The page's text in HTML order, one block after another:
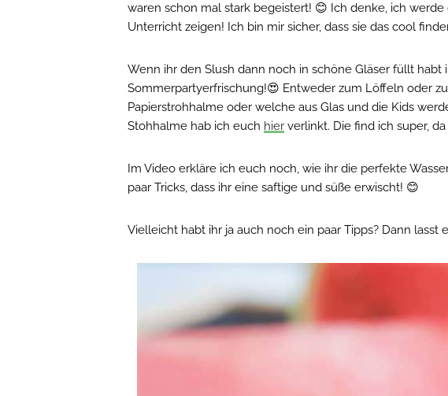
waren schon mal stark begeistert! 😊 Ich denke, ich
Unterricht zeigen! Ich bin mir sicher, dass sie das cool
Wenn ihr den Slush dann noch in schöne Gläser füllt habt
Sommerpartyerfrischung!😍 Entweder zum Löffeln oder
Papierstrohhalme oder welche aus Glas und die Kids
Stohhalme hab ich euch hier verlinkt. Die find ich super,
Im Video erkläre ich euch noch, wie ihr die perfekte
paar Tricks, dass ihr eine saftige und süße erwischt! 😊
Vielleicht habt ihr ja auch noch ein paar Tipps? Dann lasst